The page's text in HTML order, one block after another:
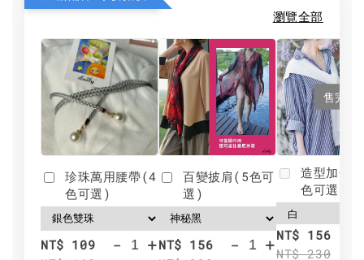
瀏覽全部
珍珠萬用腰帶(4
色可選)
NT$ 109
- +
百變披肩(5色可
選)
NT$ 156
- +
售完
造型加分
色可選)
NT$ 156
NT$ 230